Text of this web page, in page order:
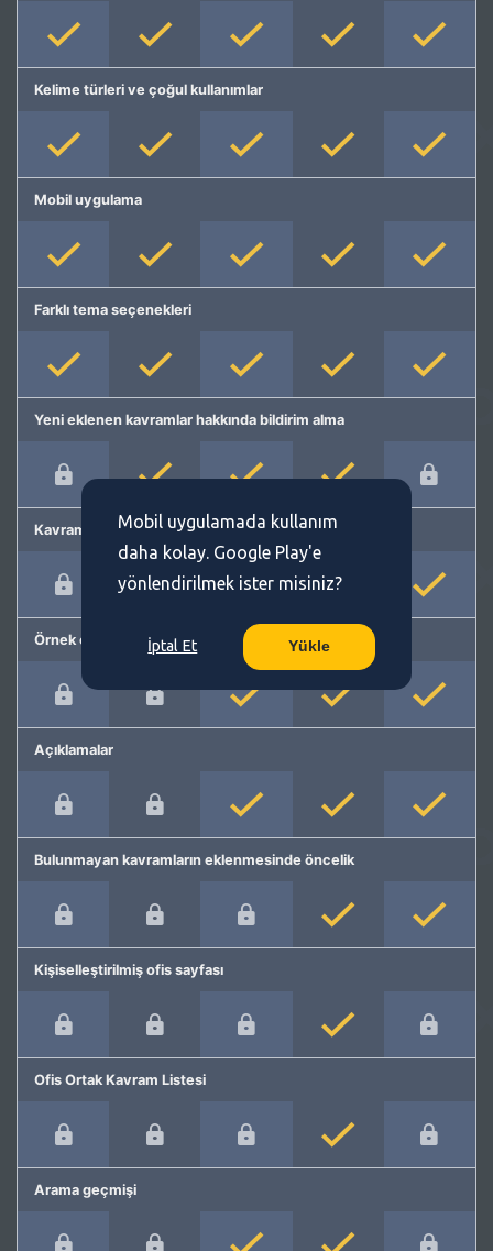
Kelime türleri ve çoğul kullanımlar
Mobil uygulama
Farklı tema seçenekleri
Yeni eklenen kavramlar hakkında bildirim alma
Kavram önerme
Örnek cümleler
Açıklamalar
Bulunmayan kavramların eklenmesinde öncelik
Kişiselleştirilmiş ofis sayfası
Ofis Ortak Kavram Listesi
Arama geçmişi
Mobil uygulamada kullanım
daha kolay. Google Play'e
yönlendirilmek ister misiniz?
İptal Et Yükle